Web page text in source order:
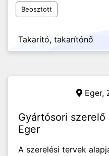
Beosztott
Takarító, takarítónő
Eger,
Gyártósori szerelő
Eger
A szerelési tervek